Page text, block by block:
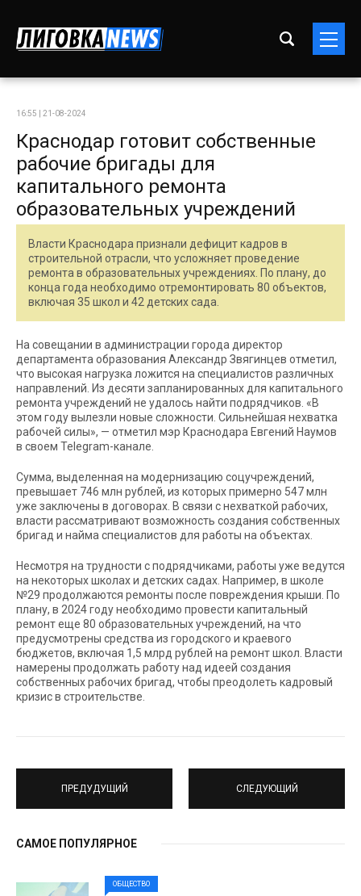
16:55 | 21-08-2024
Краснодар готовит собственные
рабочие бригады для
капитального ремонта
образовательных учреждений
Власти Краснодара признали дефицит кадров в
строительной отрасли, что усложняет проведение
ремонта в образовательных учреждениях. По плану, до
конца года необходимо отремонтировать 80 объектов,
включая 35 школ и 42 детских сада.
На совещании в администрации города директор
департамента образования Александр Звягинцев отметил,
что высокая нагрузка ложится на специалистов различных
направлений. Из десяти запланированных для капитального
ремонта учреждений не удалось найти подрядчиков. «В
этом году вылезли новые сложности. Сильнейшая нехватка
рабочей силы», — отметил мэр Краснодара Евгений Наумов
в своем Telegram-канале.
Сумма, выделенная на модернизацию соцучреждений,
превышает 746 млн рублей, из которых примерно 547 млн
уже заключены в договорах. В связи с нехваткой рабочих,
власти рассматривают возможность создания собственных
бригад и найма специалистов для работы на объектах.
Несмотря на трудности с подрядчиками, работы уже ведутся
на некоторых школах и детских садах. Например, в школе
№29 продолжаются ремонты после повреждения крыши. По
плану, в 2024 году необходимо провести капитальный
ремонт еще 80 образовательных учреждений, на что
предусмотрены средства из городского и краевого
бюджетов, включая 1,5 млрд рублей на ремонт школ. Власти
намерены продолжать работу над идеей создания
собственных рабочих бригад, чтобы преодолеть кадровый
кризис в строительстве.
ПРЕДУДУЩИЙ СЛЕДУЮЩИЙ
САМОЕ ПОПУЛЯРНОЕ
ОБЩЕСТВО